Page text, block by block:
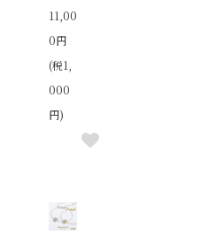
11,00
0円
(税1,
000
円)